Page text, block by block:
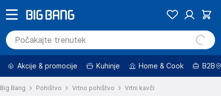
Akcije & promocije Kuhinje Home & Cook B2B
Big Bang Pohištvo Vrtno pohištvo Vrtni kavči